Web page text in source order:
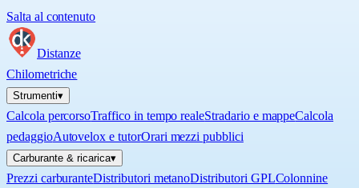
Salta al contenuto
Distanze
Chilometriche
Strumenti▾
Calcola percorsoTraffico in tempo realeStradario e mappeCalcola
pedaggioAutovelox e tutorOrari mezzi pubblici
Carburante & ricarica▾
Prezzi carburanteDistributori metanoDistributori GPLColonnine